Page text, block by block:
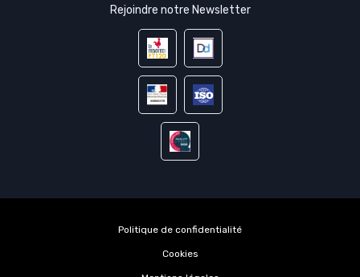
Rejoindre notre Newsletter
Politique de confidentialité
Cookies